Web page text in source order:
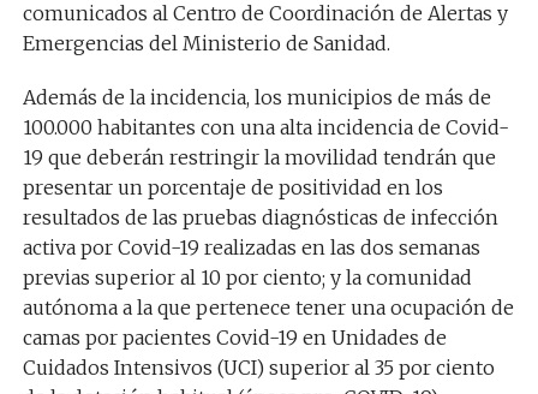
comunicados al Centro de Coordinación de Alertas y
Emergencias del Ministerio de Sanidad.
Además de la incidencia, los municipios de más de
100.000 habitantes con una alta incidencia de Covid-
19 que deberán restringir la movilidad tendrán que
presentar un porcentaje de positividad en los
resultados de las pruebas diagnósticas de infección
activa por Covid-19 realizadas en las dos semanas
previas superior al 10 por ciento; y la comunidad
autónoma a la que pertenece tener una ocupación de
camas por pacientes Covid-19 en Unidades de
Cuidados Intensivos (UCI) superior al 35 por ciento